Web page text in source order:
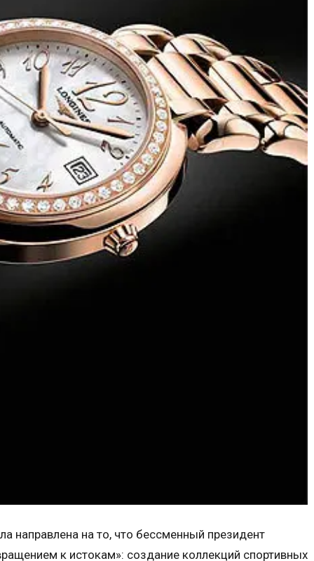
направлена на то, что бессменный президент
к истокам»: создание коллекций спортивных